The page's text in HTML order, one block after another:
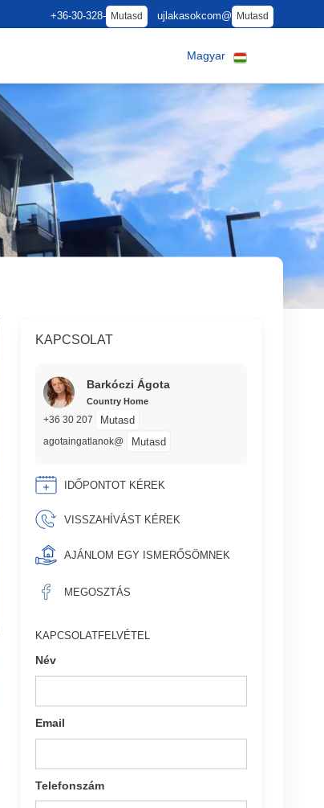
+36-30-328- Mutasd ujlakasokcom@ Mutasd
Magyar
KAPCSOLAT
Barkóczi Ágota
Country Home
+36 30 207 Mutasd
agotaingatlanok@ Mutasd
IDŐPONTOT KÉREK
VISSZAHÍVÁST KÉREK
AJÁNLOM EGY ISMERŐSÖMNEK
MEGOSZTÁS
KAPCSOLATFELVÉTEL
Név
Email
Telefonszám